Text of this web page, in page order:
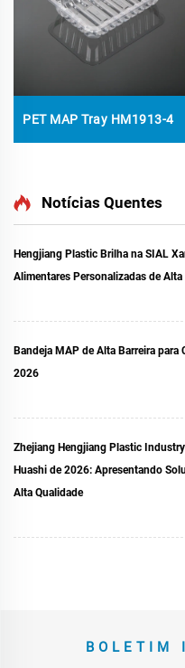
PET MAP Tray HM1913-4
Notícias Quentes
Hengjiang Plastic Brilha na SIAL
Alimentares Personalizadas de Alta
Bandeja MAP de Alta Barreira para
2026
Zhejiang Hengjiang Plastic
Huashi de 2026: Apresentando
Alta Qualidade
BOLETIM